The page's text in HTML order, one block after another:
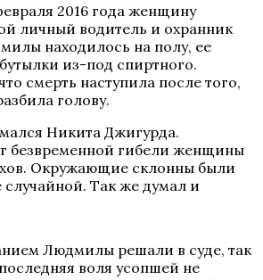
2016 года женщину
личный водитель и охранник
находилось на полу, ее
из-под спиртного.
смерть наступила после того,
голову.
Никита Джигурда.
безвременной гибели женщины
Окружающие склонны были
случайной. Так же думал и
Людмилы решали в суде, так
воля усопшей не